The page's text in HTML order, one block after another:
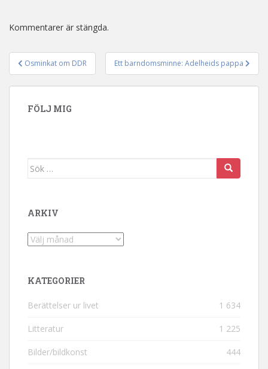
Kommentarer är stängda.
Inläggsnavigering
Osminkat om DDR Ett barndomsminne: Adelheids pappa
FÖLJ MIG
Sök efter:
ARKIV
Arkiv
KATEGORIER
Berättelser ur livet 1 634
Litteratur 1 225
Bilder/bildkonst 444